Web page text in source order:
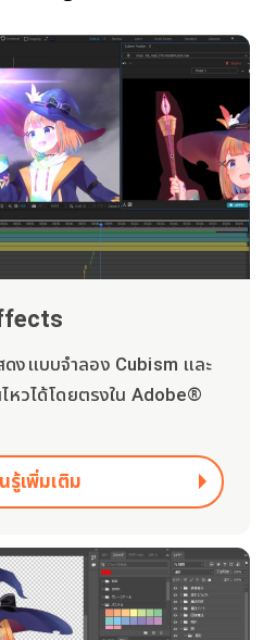
งแบบจำลอง Cubism และ
หวได้โดยตรงใน Adobe®
รู้เพิ่มเติม